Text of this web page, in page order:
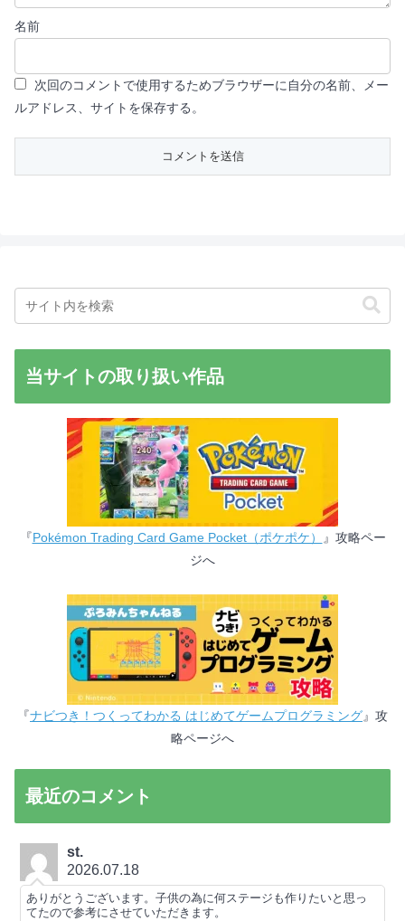
名前
次回のコメントで使用するためブラウザーに自分の名前、メー
ルアドレス、サイトを保存する。
当サイトの取り扱い作品
『Pokémon Trading Card Game Pocket（ポケポケ）
』攻略ペー
ジへ
『ナビつき！つくってわかる はじめてゲームプログラミング』攻
略ページへ
最近のコメント
st.
2026.07.18
ありがとうございます。子供の為に何ステージも作りたいと思っ
てたので参考にさせていただきます。